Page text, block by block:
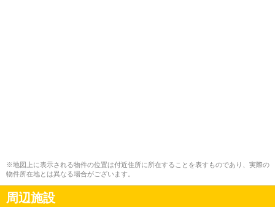
※地図上に表示される物件の位置は付近住所に所在することを表すものであり、実際の
物件所在地とは異なる場合がございます。
周辺施設